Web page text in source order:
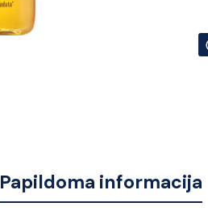
Papildoma informacija